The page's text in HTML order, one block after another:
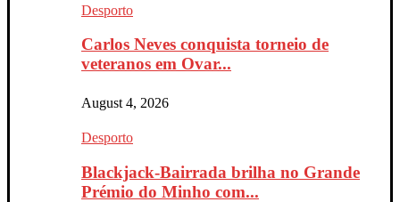
Desporto
Carlos Neves conquista torneio de
veteranos em Ovar...
August 4, 2026
Desporto
Blackjack-Bairrada brilha no Grande
Prémio do Minho com...